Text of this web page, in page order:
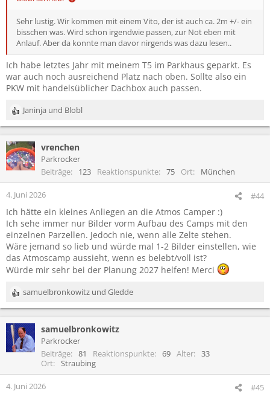
Sehr lustig. Wir kommen mit einem Vito, der ist auch ca. 2m +/- ein
bisschen was. Wird schon irgendwie passen, zur Not eben mit
Anlauf. Aber da konnte man davor nirgends was dazu lesen..
Ich habe letztes Jahr mit meinem T5 im Parkhaus geparkt. Es
war auch noch ausreichend Platz nach oben. Sollte also ein
PKW mit handelsüblicher Dachbox auch passen.
R
e
k
t
i
n
e
n
:
Janinja und Blobl
vrenchen
Parkrocker
Beiträge
123 Reaktionspunkte 75 Ort München
4. Juni 2026 #44
Ich hätte ein kleines Anliegen an die Atmos Camper :)
Ich sehe immer nur Bilder vorm Aufbau des Camps mit den
einzelnen Parzellen. Jedoch nie, wenn alle Zelte stehen.
Wäre jemand so lieb und würde mal 1-2 Bilder einstellen, wie
das Atmoscamp aussieht, wenn es belebt/voll ist?
Würde mir sehr bei der Planung 2027 helfen! Merci
R
e
k
t
i
n
samuelbronkowitz und Gledde
samuelbronkowitz
Parkrocker
Beiträge
81 Reaktionspunkte 69 Alter
33
Ort
Straubing
4. Juni 2026 #45